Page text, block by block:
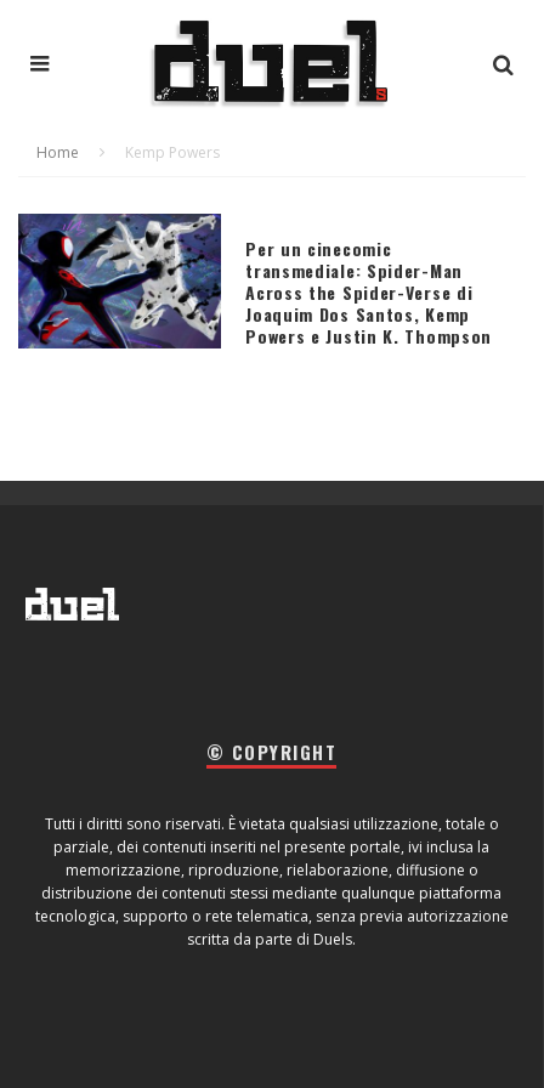
Home Kemp Powers
Per un cinecomic
transmediale: Spider-Man
Across the Spider-Verse di
Joaquim Dos Santos, Kemp
Powers e Justin K. Thompson
© COPYRIGHT
Tutti i diritti sono riservati. È vietata qualsiasi utilizzazione, totale o
parziale, dei contenuti inseriti nel presente portale, ivi inclusa la
memorizzazione, riproduzione, rielaborazione, diffusione o
distribuzione dei contenuti stessi mediante qualunque piattaforma
tecnologica, supporto o rete telematica, senza previa autorizzazione
scritta da parte di Duels.